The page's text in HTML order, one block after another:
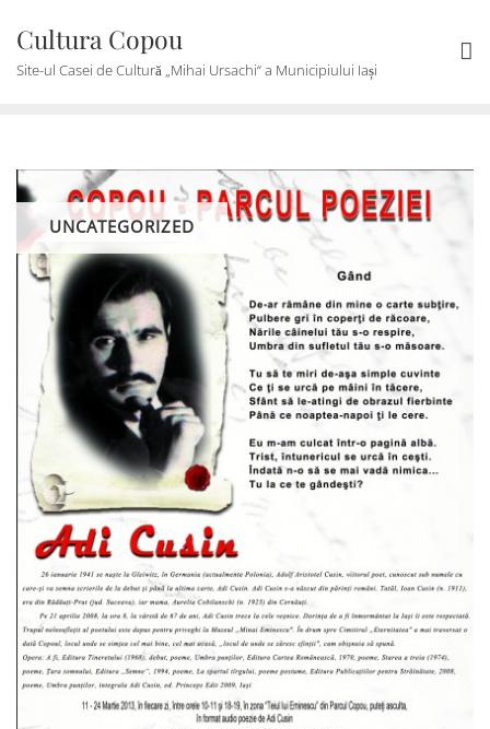
content
Cultura Copou
Site-ul Casei de Cultură „Mihai Ursachi“ a Municipiului Iași
UNCATEGORIZED